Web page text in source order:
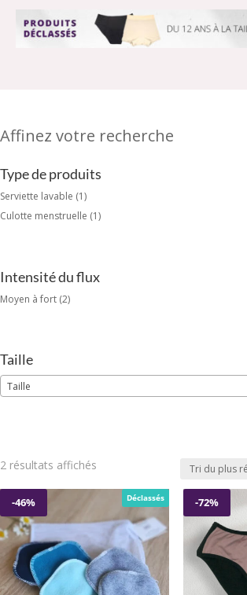
Affinez votre recherche
Type de produits
Serviette lavable (1)
Culotte menstruelle (1)
Intensité du flux
Moyen à fort (2)
Taille
Taille
2 résultats affichés
plus
récent
au
plus
ancien
-46% Déclassés -72%